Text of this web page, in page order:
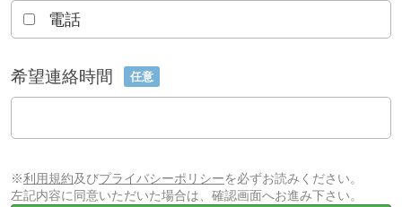
電話
希望連絡時間 任意
※利用規約及びプライバシーポリシーを必ずお読みください。
左記内容に同意いただいた場合は、確認画面へお進み下さい。